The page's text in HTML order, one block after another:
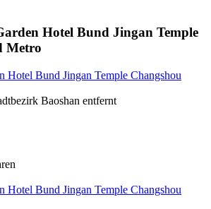
Hotel Bund Jingan Temple
Metro
Hotel Bund Jingan Temple Changshou
Baoshan entfernt
Hotel Bund Jingan Temple Changshou